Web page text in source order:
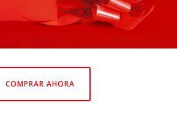
COMPRAR AHORA